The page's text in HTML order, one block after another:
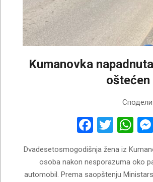
Kumanovka
oštećen
Сподели
Dvadesetosmogodišnja žena iz
osoba nakon nesporazuma oko
automobil. Prema saopštenju